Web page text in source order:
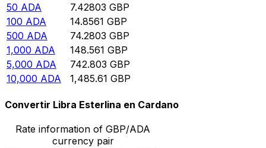
50 ADA 7.42803 GBP
100 ADA 14.8561 GBP
500 ADA 74.2803 GBP
1,000 ADA 148.561 GBP
5,000 ADA 742.803 GBP
10,000 ADA 1,485.61 GBP
Convertir Libra Esterlina en Cardano
Rate information of GBP/ADA
currency pair